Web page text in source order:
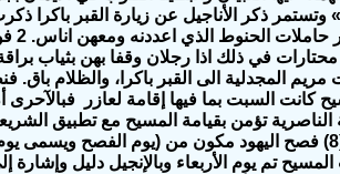
وتستمر ذكر الأناجيل عن زيارة القبر باكرا ذكرت فى
كانت السبت بما فيها إقامة لعازر
(7) كانت الطائفة الناصرية تؤمن بقيامة المسيح مع
فإختارت يوم الأحد بديلا عن السبت (8) فصح اليهود مكون من (يوم
تم يوم الأربعاء وبالإنجيل دليل